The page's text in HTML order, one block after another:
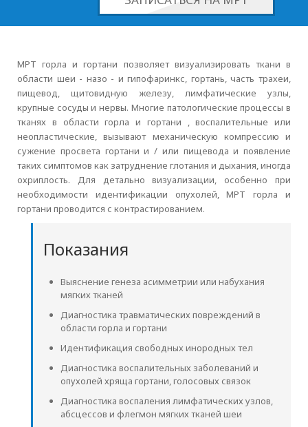
МРТ горла и гортани позволяет визуализировать ткани в
области шеи - назо - и гипофаринкс, гортань, часть трахеи,
пищевод, щитовидную железу, лимфатические узлы,
крупные сосуды и нервы. Многие патологические процессы в
тканях в области горла и гортани , воспалительные или
неопластические, вызывают механическую компрессию и
сужение просвета гортани и / или пищевода и появление
таких симптомов как затруднение глотания и дыхания, иногда
охриплость. Для детально визуализации, особенно при
необходимости идентификации опухолей, МРТ горла и
гортани проводится с контрастированием.
Показания
Выяснение генеза асимметрии или набухания
мягких тканей
Диагностика травматических повреждений в
области горла и гортани
Идентификация свободных инородных тел
Диагностика воспалительных заболеваний и
опухолей хряща гортани, голосовых связок
Диагностика воспаления лимфатических узлов,
абсцессов и флегмон мягких тканей шеи